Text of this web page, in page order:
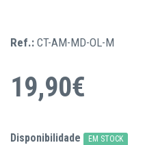
Ref.: CT-AM-MD-OL-M
19,90€
Disponibilidade EM STOCK